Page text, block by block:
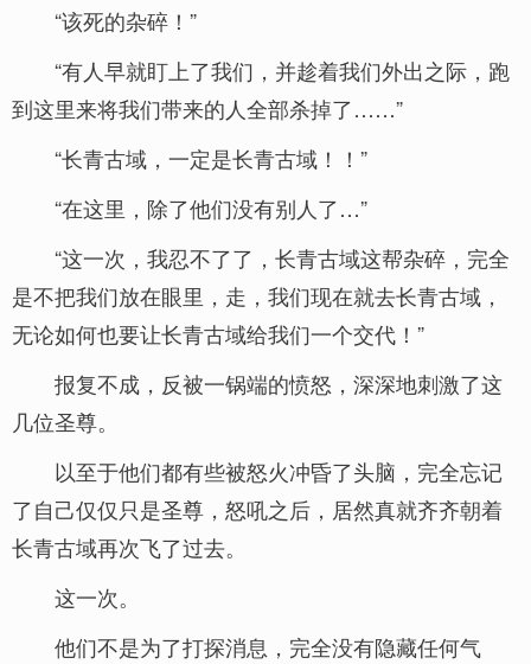
“该死的杂碎！”
“有人早就盯上了我们，并趁着我们外出之际，跑
到这里来将我们带来的人全部杀掉了……”
“长青古域，一定是长青古域！！”
“在这里，除了他们没有别人了…”
“这一次，我忍不了了，长青古域这帮杂碎，完全
是不把我们放在眼里，走，我们现在就去长青古域，
无论如何也要让长青古域给我们一个交代！”
报复不成，反被一锅端的愤怒，深深地刺激了这
几位圣尊。
以至于他们都有些被怒火冲昏了头脑，完全忘记
了自己仅仅只是圣尊，怒吼之后，居然真就齐齐朝着
长青古域再次飞了过去。
这一次。
他们不是为了打探消息，完全没有隐藏任何气